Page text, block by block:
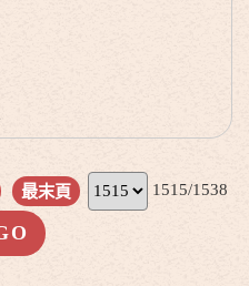
最末頁 1515/1538